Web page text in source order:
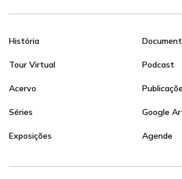
História
Tour Virtual
Acervo
Séries
Exposições
Podcast
Google
Agende